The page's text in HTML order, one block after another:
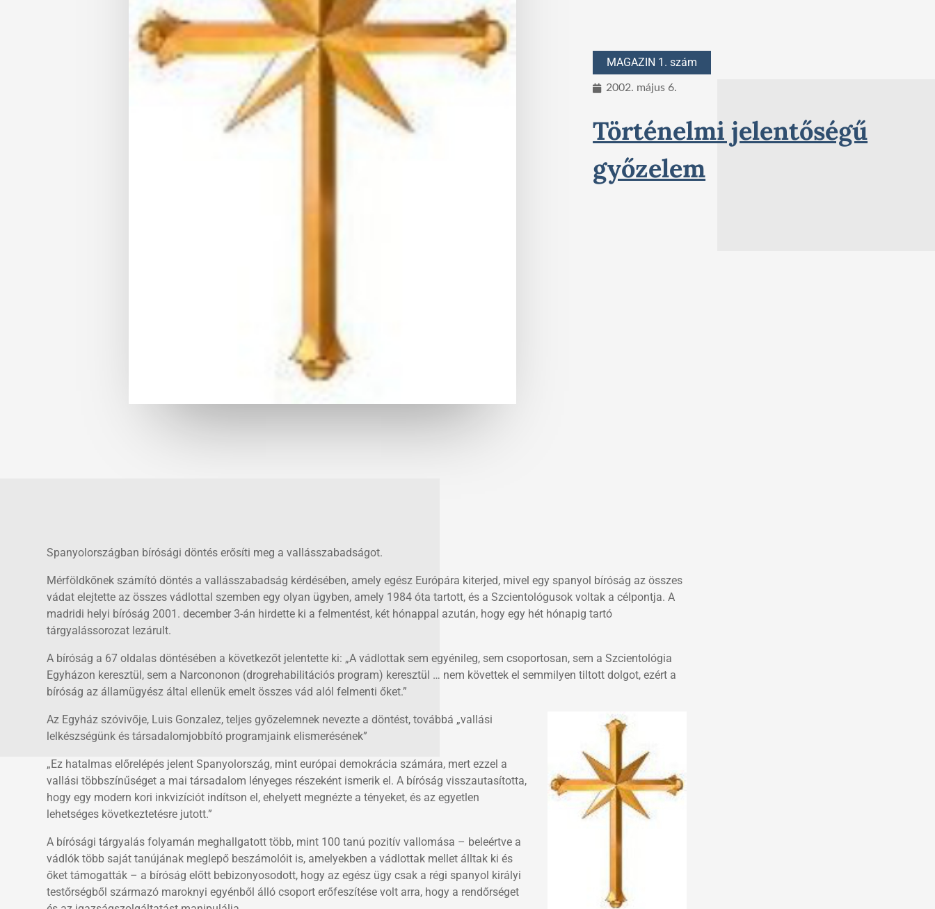
MAGAZIN 1. szám
2002. május 6.
Történelmi jelentőségű
győzelem
Spanyolországban bírósági döntés erősíti meg a vallásszabadságot.
Mérföldkőnek számító döntés a vallásszabadság kérdésében, amely egész Európára kiterjed, mivel egy spanyol bíróság az összes
vádat elejtette az összes vádlottal szemben egy olyan ügyben, amely 1984 óta tartott, és a Szcientológusok voltak a célpontja. A
madridi helyi bíróság 2001. december 3-án hirdette ki a felmentést, két hónappal azután, hogy egy hét hónapig tartó
tárgyalássorozat lezárult.
A bíróság a 67 oldalas döntésében a következőt jelentette ki: „A vádlottak sem egyénileg, sem csoportosan, sem a Szcientológia
Egyházon keresztül, sem a Narcononon (drogrehabilitációs program) keresztül … nem követtek el semmilyen tiltott dolgot, ezért a
bíróság az államügyész által ellenük emelt összes vád alól felmenti őket.”
Az Egyház szóvivője, Luis Gonzalez, teljes győzelemnek nevezte a döntést, továbbá „vallási
lelkészségünk és társadalomjobbító programjaink elismerésének”
„Ez hatalmas előrelépés jelent Spanyolország, mint európai demokrácia számára, mert ezzel a
vallási többszínűséget a mai társadalom lényeges részeként ismerik el. A bíróság visszautasította,
hogy egy modern kori inkvizíciót indítson el, ehelyett megnézte a tényeket, és az egyetlen
lehetséges következtetésre jutott.”
A bírósági tárgyalás folyamán meghallgatott több, mint 100 tanú pozitív vallomása – beleértve a
vádlók több saját tanújának meglepő beszámolóit is, amelyekben a vádlottak mellet álltak ki és
őket támogatták – a bíróság előtt bebizonyosodott, hogy az egész ügy csak a régi spanyol királyi
testőrségből származó maroknyi egyénből álló csoport erőfeszítése volt arra, hogy a rendőrséget